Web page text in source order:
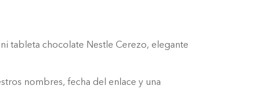
tableta chocolate Nestle Cerezo, elegante
nombres, fecha del enlace y una